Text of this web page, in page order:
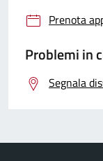
Prenota
Problemi in
Segnala